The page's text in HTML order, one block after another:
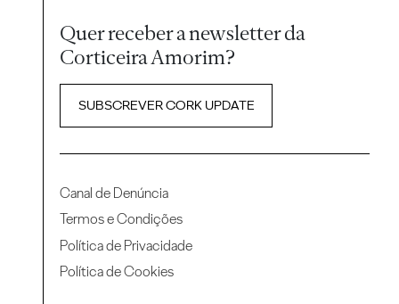
Quer receber a newsletter da
Corticeira Amorim?
SUBSCREVER CORK UPDATE
Canal de Denúncia
Termos e Condições
Política de Privacidade
Política de Cookies